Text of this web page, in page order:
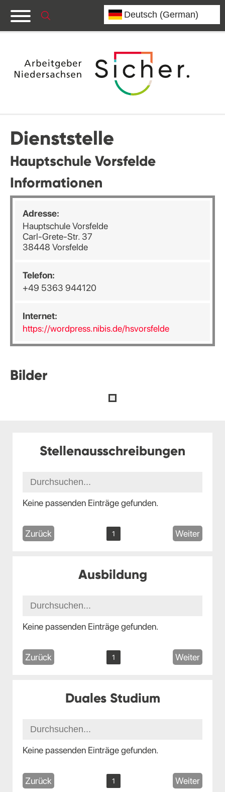
Dienststelle
Hauptschule Vorsfelde
Informationen
Adresse:
Hauptschule Vorsfelde
Carl-Grete-Str. 37
38448 Vorsfelde
Telefon:
+49 5363 944120
Internet:
https://wordpress.nibis.de/hsvorsfelde
Bilder
Stellenausschreibungen
Keine passenden Einträge gefunden.
Zurück 1 Weiter
Ausbildung
Keine passenden Einträge gefunden.
Zurück 1 Weiter
Duales Studium
Keine passenden Einträge gefunden.
Zurück 1 Weiter